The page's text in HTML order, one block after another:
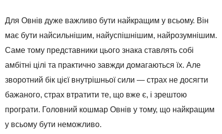
Для Овнів дуже важливо бути найкращим у всьому. Він
має бути найсильнішим, найуспішнішим, найрозумнішим.
Саме тому представники цього знака ставлять собі
амбітні цілі та практично завжди домагаються їх. Але
зворотний бік цієї внутрішньої сили — страх не досягти
бажаного, страх втратити те, що вже є, і зрештою
програти. Головний кошмар Овнів у тому, що найкращим
у всьому бути неможливо.